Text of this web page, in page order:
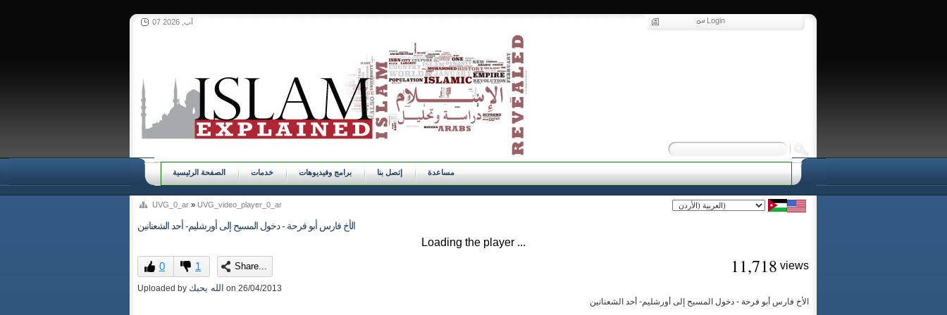
07 آب, 2026 Login
الصفحة الرئيسية خدمات برامج وفيديوهات إتصل بنا مساعدة
UVG_0_ar » UVG_video_player_0_ar
الأخ فارس أبو فرحة - دخول المسيح إلى أورشليم- أحد الشعنانين
Loading the player ...
0
1 Share... 11,718 views
Uploaded by الله يحبك on 26/04/2013
الأخ فارس أبو فرحة - دخول المسيح إلى أورشليم- أحد الشعنانين